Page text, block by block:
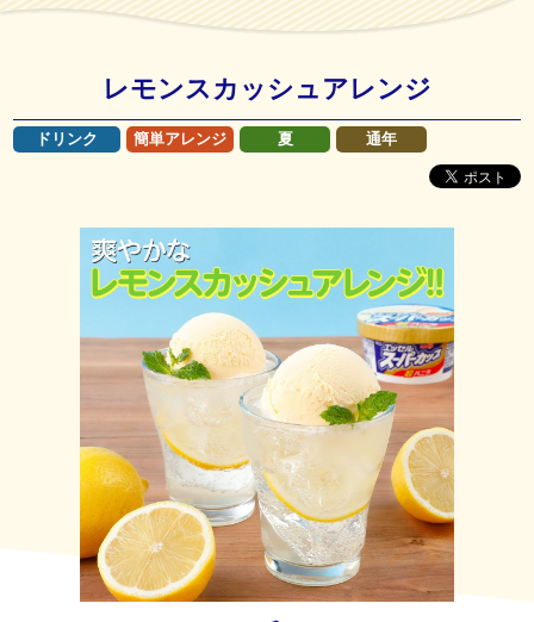
レモンスカッシュアレンジ
ドリンク 簡単アレンジ 夏 通年